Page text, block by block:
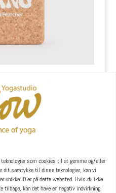
som cookies til at gemme og/eller
dit samtykke til disse teknologier, kan vi
unikke ID'er på dette websted. Hvis du ikke
kan det have en negativ indvirkning